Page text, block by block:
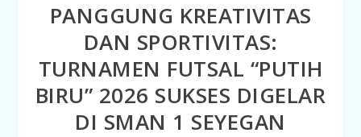
PANGGUNG KREATIVITAS
DAN SPORTIVITAS:
TURNAMEN FUTSAL “PUTIH
BIRU” 2026 SUKSES DIGELAR
DI SMAN 1 SEYEGAN